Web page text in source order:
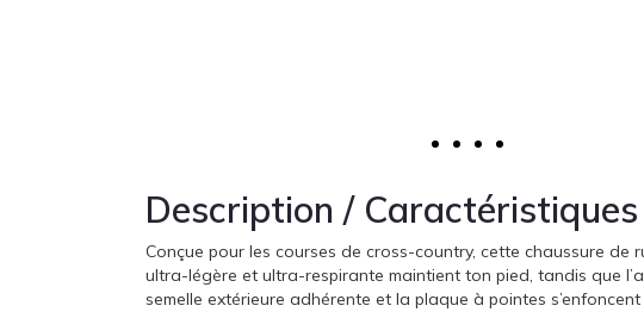
Description / Caractéristiques
Conçue pour les courses de cross-country, cette chaussure
ultra-légère et ultra-respirante maintient ton pied, tandis que
semelle extérieure adhérente et la plaque à pointes